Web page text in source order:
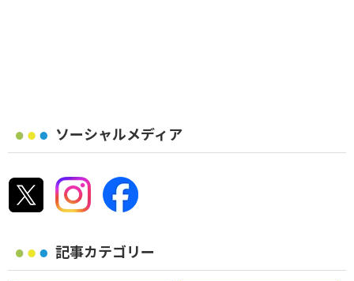
ソーシャルメディア
記事カテゴリー